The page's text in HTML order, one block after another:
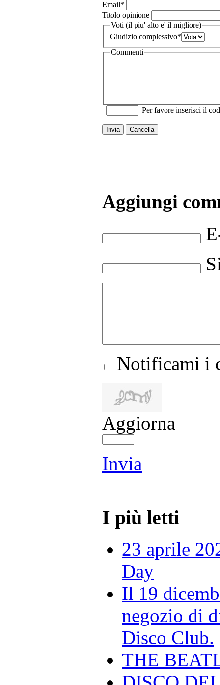
Email*
Titolo opinione
Voti (il piu' alto e' il migliore)
Giudizio complessivo*
Commenti
Per favore inserisci il
Invia Cancella
Aggiungi
Notificami i
Aggiorna
Invia
I più letti
23 aprile
Day
Il 19
negozio di
Disco Club.
THE